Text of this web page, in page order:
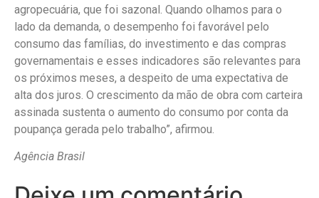
agropecuária, que foi sazonal. Quando olhamos para o
lado da demanda, o desempenho foi favorável pelo
consumo das famílias, do investimento e das compras
governamentais e esses indicadores são relevantes para
os próximos meses, a despeito de uma expectativa de
alta dos juros. O crescimento da mão de obra com carteira
assinada sustenta o aumento do consumo por conta da
poupança gerada pelo trabalho”, afirmou.
Agência Brasil